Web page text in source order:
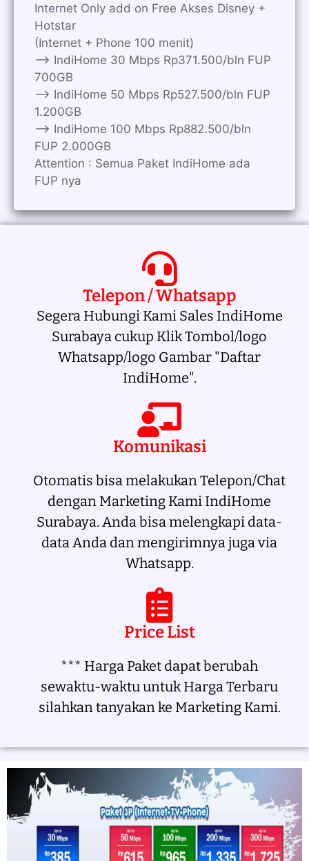
Internet Only add on Free Akses Disney +
Hotstar
(Internet + Phone 100 menit)
——> IndiHome 30 Mbps Rp371.500/bln FUP
700GB
——> IndiHome 50 Mbps Rp527.500/bln FUP
1.200GB
——> IndiHome 100 Mbps Rp882.500/bln
FUP 2.000GB
Attention : Semua Paket IndiHome ada
FUP nya
Telepon / Whatsapp
Segera Hubungi Kami Sales IndiHome
Surabaya cukup Klik Tombol/logo
Whatsapp/logo Gambar "Daftar
IndiHome".
Komunikasi
Otomatis bisa melakukan Telepon/Chat
dengan Marketing Kami IndiHome
Surabaya. Anda bisa melengkapi data-
data Anda dan mengirimnya juga via
Whatsapp.
Price List
*** Harga Paket dapat berubah
sewaktu-waktu untuk Harga Terbaru
silahkan tanyakan ke Marketing Kami.